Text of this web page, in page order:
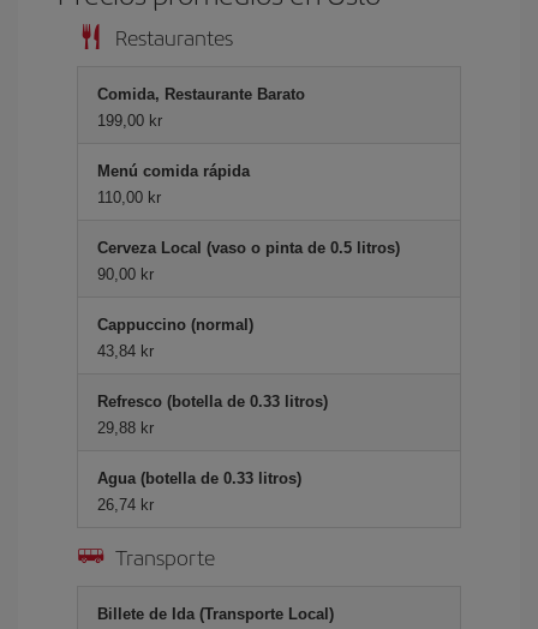
Restaurantes
Comida, Restaurante Barato
199,00 kr
Menú comida rápida
110,00 kr
Cerveza Local (vaso o pinta de 0.5 litros)
90,00 kr
Cappuccino (normal)
43,84 kr
Refresco (botella de 0.33 litros)
29,88 kr
Agua (botella de 0.33 litros)
26,74 kr
Transporte
Billete de Ida (Transporte Local)